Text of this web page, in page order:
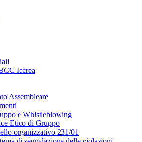
Iccrea
Assembleare
e Whistleblowing
Etico di Gruppo
organizzativo 231/01